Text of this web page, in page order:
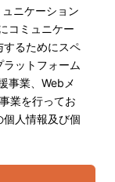
ニケーション
コミュニケー
するためにスペ
ットフォーム
事業、Webメ
業を行ってお
個人情報及び個